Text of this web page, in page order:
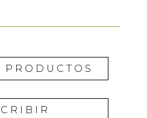
PRODUCTOS